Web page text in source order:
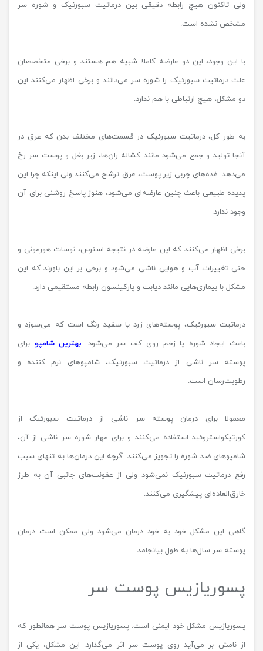
ولی تاکنون هیچ رابطه دقیقی بین درماتیت سبورئیک و شوره سر
مشخص نشده است.
با این وجود، این دو عارضه کاملا شبیه هم هستند و برخی متخصصان
علت درماتیت سبورئیک را شوره سر می‌دانند و برخی اظهار می‌کنند این
دو مشکل، هیچ ارتباطی با هم ندارد.
به طور کل، درماتیت سبورئیک در قسمت‌های مختلف بدن که عرق در
آنجا تولید و جمع می‌شود مانند کشاله ران‌ها، زیر بغل و پوست سر رخ
می‌دهد. غده‌های چربی زیر پوست، عرق ترشح می‌کنند ولی اینکه چرا این
پدیده طبیعی باعث چنین عارضه‌ای می‌شود، هنوز پاسخ روشنی برای آن
وجود ندارد.
برخی اظهار می‌کنند که این عارضه در نتیجه استرس، نوسات هورمونی و
حتی تغییرات آب و هوایی ناشی می‌شود و برخی بر این باورند که این
مشکل با بیماری‌هایی مانند دیابت و پارکینسون رابطه مستقیمی دارد.
درماتیت سبورئیک، پوسته‌های زرد یا سفید رنگ است که می‌سوزد و
باعث ایجاد شوره یا زخم روی کف سر می‌شود. بهترین شامپو برای
پوسته سر ناشی از درماتیت سبورئیک، شامپوهای نرم کننده و
رطوبت‌رسان است.
معمولا برای درمان پوسته سر ناشی از درماتیت سبورئیک از
کورتیکواستروئید استفاده می‌کنند و برای مهار شوره سر ناشی از آن،
شامپوهای ضد شوره را تجویز می‌کنند. گرچه این درمان‌ها به تنهای سبب
رفع درماتیت سبورئیک نمی‌شود ولی از عفونت‌های جانبی آن به طرز
خارق‌العاده‌ای پیشگیری می‌کنند.
گاهی این مشکل خود به خود درمان می‌شود ولی ممکن است درمان
پوسته سر سال‌ها به طول بیانجامد.
پسوریازیس پوست سر
پسوریازیس مشکل خود ایمنی است. پسوریازیس پوست سر همانطور که
از نامش بر می‌آید روی پوست سر اثر می‌گذارد. این مشکل، یکی از